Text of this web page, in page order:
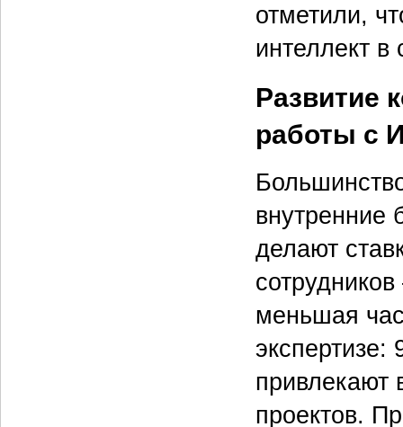
отметили,
интеллект в
Развитие
работы с
внутренние
делают
меньшая
привлекают
проектов.